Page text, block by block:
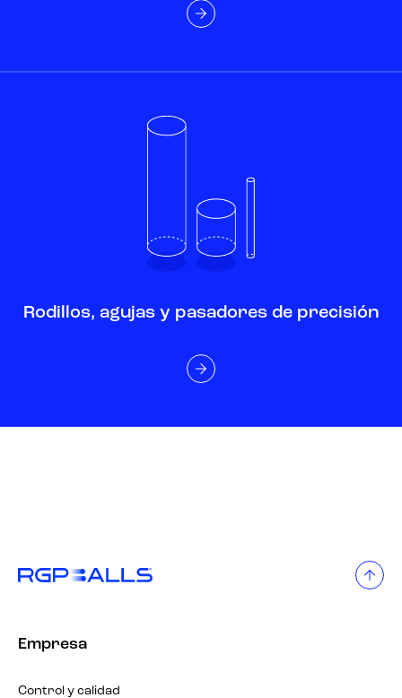
Rodillos, agujas y pasadores de precisión
Empresa
Control y calidad